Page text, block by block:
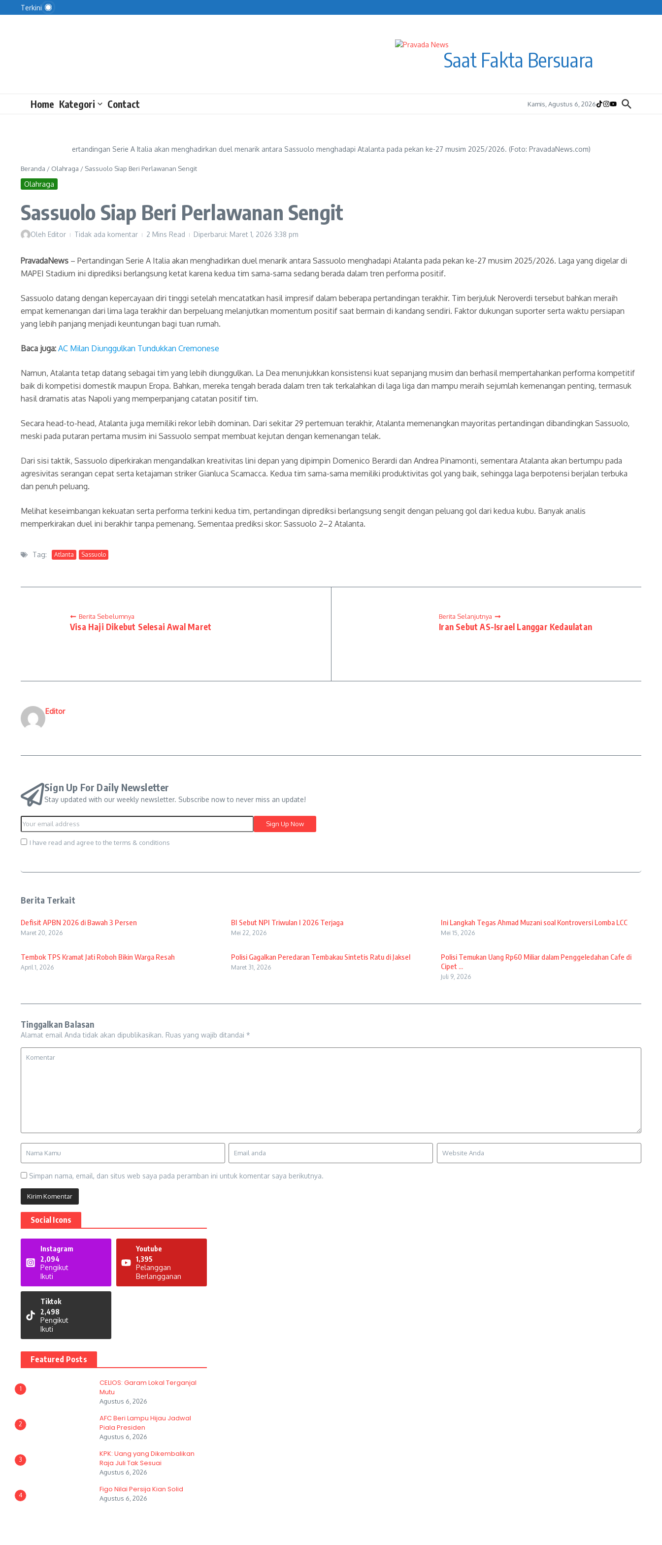
Lewati ke konten
Terkini
Saat Fakta Bersuara
Home Kategori Contact Kamis, Agustus 6, 2026
ertandingan Serie A Italia akan menghadirkan duel menarik antara Sassuolo menghadapi Atalanta pada pekan ke-27 musim 2025/2026. (Foto: PravadaNews.com)
Beranda / Olahraga / Sassuolo Siap Beri Perlawanan Sengit
Olahraga
Sassuolo Siap Beri Perlawanan Sengit
Oleh Editor Tidak ada komentar 2 Mins Read Diperbarui: Maret 1, 2026 3:38 pm
PravadaNews – Pertandingan Serie A Italia akan menghadirkan duel menarik antara Sassuolo menghadapi Atalanta pada pekan ke-27 musim 2025/2026. Laga yang digelar di
MAPEI Stadium ini diprediksi berlangsung ketat karena kedua tim sama-sama sedang berada dalam tren performa positif.
Sassuolo datang dengan kepercayaan diri tinggi setelah mencatatkan hasil impresif dalam beberapa pertandingan terakhir. Tim berjuluk Neroverdi tersebut bahkan meraih
empat kemenangan dari lima laga terakhir dan berpeluang melanjutkan momentum positif saat bermain di kandang sendiri. Faktor dukungan suporter serta waktu persiapan
yang lebih panjang menjadi keuntungan bagi tuan rumah.
Baca juga: AC Milan Diunggulkan Tundukkan Cremonese
Namun, Atalanta tetap datang sebagai tim yang lebih diunggulkan. La Dea menunjukkan konsistensi kuat sepanjang musim dan berhasil mempertahankan performa kompetitif
baik di kompetisi domestik maupun Eropa. Bahkan, mereka tengah berada dalam tren tak terkalahkan di laga liga dan mampu meraih sejumlah kemenangan penting, termasuk
hasil dramatis atas Napoli yang memperpanjang catatan positif tim.
Secara head-to-head, Atalanta juga memiliki rekor lebih dominan. Dari sekitar 29 pertemuan terakhir, Atalanta memenangkan mayoritas pertandingan dibandingkan Sassuolo,
meski pada putaran pertama musim ini Sassuolo sempat membuat kejutan dengan kemenangan telak.
Dari sisi taktik, Sassuolo diperkirakan mengandalkan kreativitas lini depan yang dipimpin Domenico Berardi dan Andrea Pinamonti, sementara Atalanta akan bertumpu pada
agresivitas serangan cepat serta ketajaman striker Gianluca Scamacca. Kedua tim sama-sama memiliki produktivitas gol yang baik, sehingga laga berpotensi berjalan terbuka
dan penuh peluang.
Melihat keseimbangan kekuatan serta performa terkini kedua tim, pertandingan diprediksi berlangsung sengit dengan peluang gol dari kedua kubu. Banyak analis
memperkirakan duel ini berakhir tanpa pemenang. Sementaa prediksi skor: Sassuolo 2–2 Atalanta.
Tag: Atlanta Sassuolo
Berita Sebelumnya
Visa Haji Dikebut Selesai Awal Maret
Berita Selanjutnya
Iran Sebut AS-Israel Langgar Kedaulatan
Editor
Sign Up For Daily Newsletter
Stay updated with our weekly newsletter. Subscribe now to never miss an update!
I have read and agree to the terms & conditions
Berita Terkait
Defisit APBN 2026 di Bawah 3 Persen
Maret 20, 2026
BI Sebut NPI Triwulan I 2026 Terjaga
Mei 22, 2026
Ini Langkah Tegas Ahmad Muzani soal Kontroversi Lomba LCC
Mei 15, 2026
Tembok TPS Kramat Jati Roboh Bikin Warga Resah
April 1, 2026
Polisi Gagalkan Peredaran Tembakau Sintetis Ratu di Jaksel
Maret 31, 2026
Polisi Temukan Uang Rp60 Miliar dalam Penggeledahan Cafe di
Cipet ...
Juli 9, 2026
Tinggalkan Balasan
Alamat email Anda tidak akan dipublikasikan. Ruas yang wajib ditandai *
Simpan nama, email, dan situs web saya pada peramban ini untuk komentar saya berikutnya.
Social Icons
Instagram
2,094
Pengikut
Ikuti
Youtube
1,395
Pelanggan
Berlangganan
Tiktok
2,498
Pengikut
Ikuti
Featured Posts
1
CELIOS: Garam Lokal Terganjal
Mutu
Agustus 6, 2026
2
AFC Beri Lampu Hijau Jadwal
Piala Presiden
Agustus 6, 2026
3
KPK: Uang yang Dikembalikan
Raja Juli Tak Sesuai
Agustus 6, 2026
4
Figo Nilai Persija Kian Solid
Agustus 6, 2026